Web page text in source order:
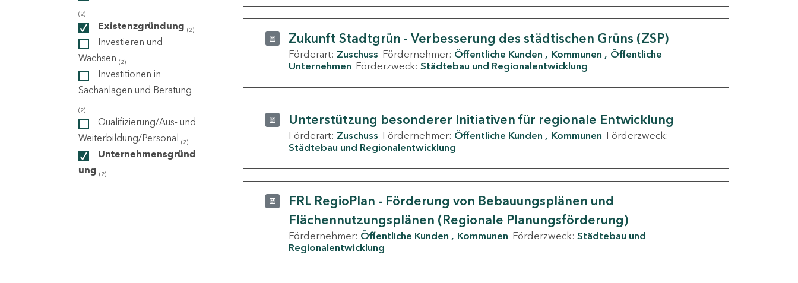
(2)
Existenzgründung (2)
Investieren und
Wachsen (2)
Investitionen in
Sachanlagen und Beratung
(2)
Qualifizierung/Aus- und
Weiterbildung/Personal (2)
Unternehmensgründ
ung (2)
Zukunft Stadtgrün - Verbesserung des städtischen Grüns (ZSP)
Förderart: Zuschuss Fördernehmer: Öffentliche Kunden Kommunen
Öffentliche
Unternehmen Förderzweck: Städtebau und Regionalentwicklung
Unterstützung besonderer Initiativen für regionale Entwicklung
Förderart: Zuschuss Fördernehmer: Öffentliche Kunden Kommunen Förderzweck:
Städtebau und Regionalentwicklung
FRL RegioPlan - Förderung von Bebauungsplänen und
Flächennutzungsplänen (Regionale Planungsförderung)
Fördernehmer: Öffentliche Kunden Kommunen Förderzweck: Städtebau und
Regionalentwicklung